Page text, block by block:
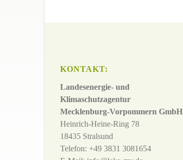
KONTAKT:
Landesenergie- und
Klimaschutzagentur
Mecklenburg-Vorpommern GmbH
Heinrich-Heine-Ring 78
18435 Stralsund
Telefon: +49 3831 3081654